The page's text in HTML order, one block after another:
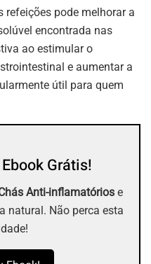
refeições pode melhorar a
encontrada nas
ao estimular o
e aumentar a
útil para quem
Grátis!
Anti-inflamatórios e
natural. Não perca esta